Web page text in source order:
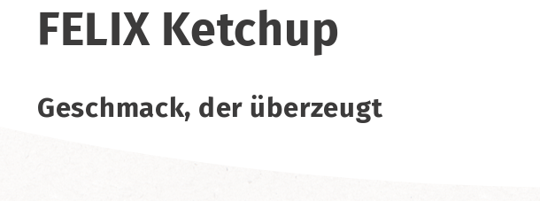
FELIX Ketchup
Geschmack, der überzeugt